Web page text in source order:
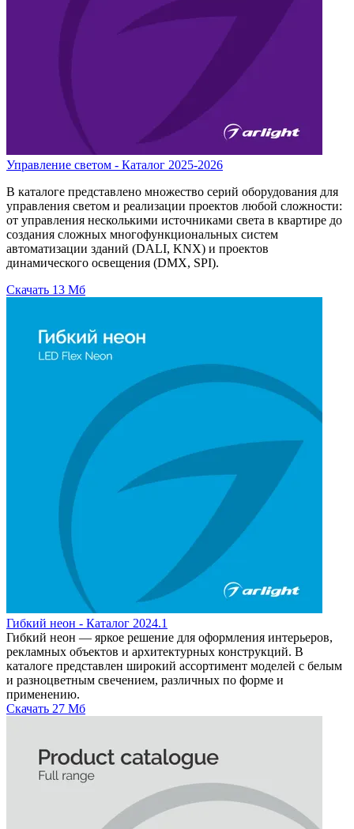
Управление светом - Каталог 2025-2026
В каталоге представлено множество серий оборудования для
управления светом и реализации проектов любой сложности:
от управления несколькими источниками света в квартире до
создания сложных многофункциональных систем
автоматизации зданий (DALI, KNX) и проектов
динамического освещения (DMX, SPI).
Скачать 13 Мб
Гибкий неон - Каталог 2024.1
Гибкий неон — яркое решение для оформления интерьеров,
рекламных объектов и архитектурных конструкций. В
каталоге представлен широкий ассортимент моделей с белым
и разноцветным свечением, различных по форме и
применению.
Скачать 27 Мб